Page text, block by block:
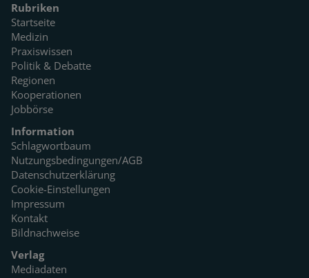
Rubriken
Startseite
Medizin
Praxiswissen
Politik & Debatte
Regionen
Kooperationen
Jobbörse
Information
Schlagwortbaum
Nutzungsbedingungen/AGB
Datenschutzerklärung
Cookie-Einstellungen
Impressum
Kontakt
Bildnachweise
Verlag
Mediadaten